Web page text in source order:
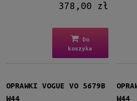
378,00 zł
Do
koszyka
OPRAWKI VOGUE VO 5679B
W44
W44